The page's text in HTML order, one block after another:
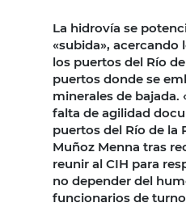
La hidrovía se
«subida», acercando
los puertos del Río
puertos donde se
minerales de bajada.
falta de agilidad
puertos del Río de la
Muñoz Menna tras
reunir al CIH para
no depender del
funcionarios de